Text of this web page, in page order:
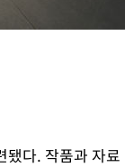
됐다. 작품과 자료